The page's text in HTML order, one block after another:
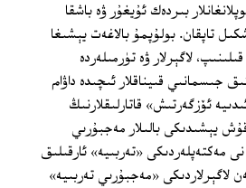
بىردەك ئۇيغۇر ۋە باشقا
تاپقان. بولۇپمۇ بالاغەت يېشىغا
لاگېرلار ۋە تۈرمىلەردە
جىسمانىي قىيناقلار ئىچىدە داۋام
ئۆزگەرتىش» قاتارلىقلارنىڭ
يېشىدىكى بالىلار مەجبۇرىي
مەكتەپلەردىكى «تەربىيە» ئارقىلىق
لاگېرلاردىكى «مەجبۇرىي تەربىيە»